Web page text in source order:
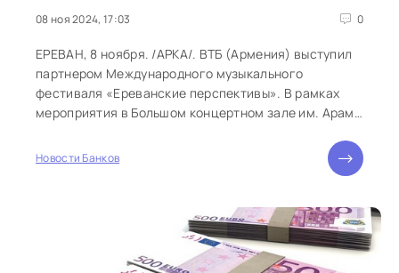
08 ноя 2024, 17:03 0
ЕРЕВАН, 8 ноября. /АРКА/. ВТБ (Армения) выступил
партнером Международного музыкального
фестиваля «Ереванские перспективы». В рамках
мероприятия в Большом концертном зале им. Арама
известного российского пианиста Дениса Мацуева.
Новости Банков